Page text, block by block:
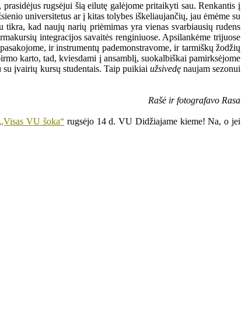
rugsėjui šią eilutę galėjome pritaikyti sau. Renkantis į
universitetus ar į kitas tolybes iškeliaujančių, jau ėmėme su
kad naujų narių priėmimas yra vienas svarbiausių rudens
integracijos savaitės renginiuose. Apsilankėme trijuose
ir instrumentų pademonstravome, ir tarmiškų žodžių
karto, tad, kviesdami į ansamblį, suokalbiškai pamirksėjome
įvairių kursų studentais. Taip puikiai užsivedę naujam sezonui
Rašė ir fotografavo Rasa
„Visas VU šoka“ rugsėjo 14 d. VU Didžiajame kieme! Na, o jei